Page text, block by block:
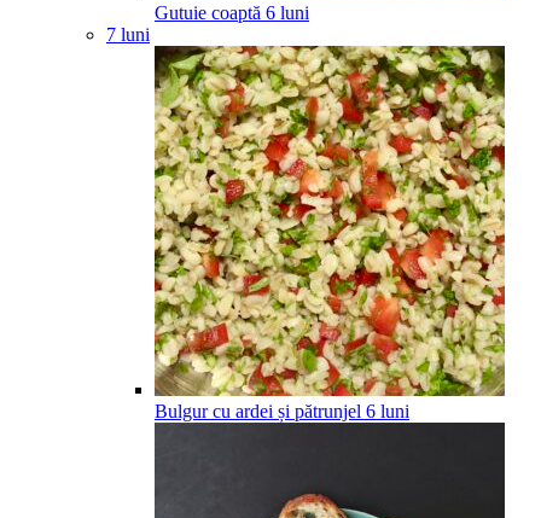
Gutuie coaptă 6 luni
7 luni
Bulgur cu ardei și pătrunjel 6 luni